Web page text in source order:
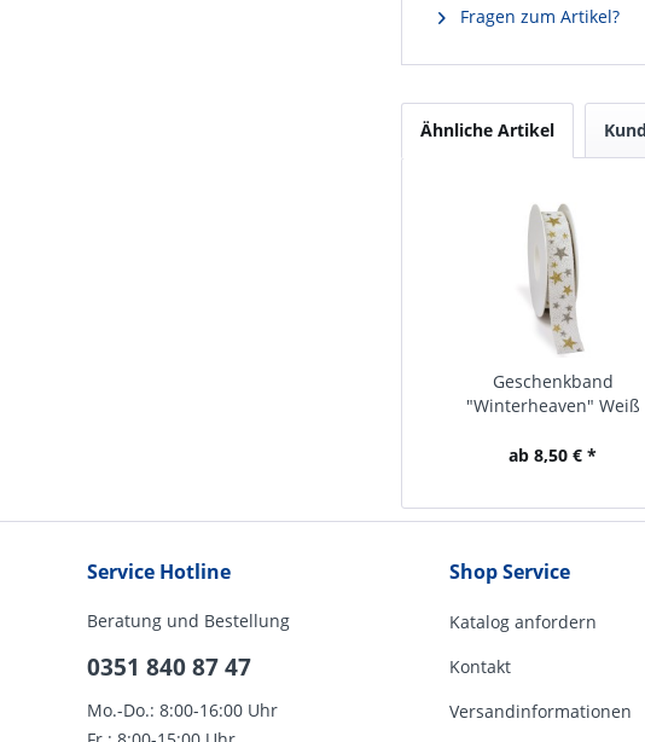
Fragen zum Artikel?
Ähnliche Artikel
Geschenkband
"Winterheaven" Weiß
ab 8,50 € *
Service Hotline
Beratung und Bestellung
0351 840 87 47
Mo.-Do.: 8:00-16:00 Uhr
Shop Service
Katalog anfordern
Kontakt
Versandinformationen